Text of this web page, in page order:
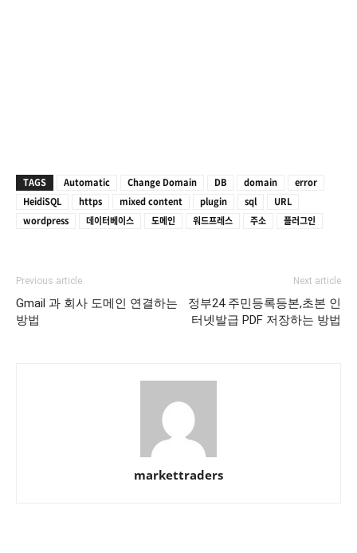
TAGS Automatic Change Domain DB domain error
HeidiSQL https mixed content plugin sql URL
wordpress 데이터베이스 도메인 워드프레스 주소 플러그인
Previous article
Gmail 과 회사 도메인 연결하는
방법
Next article
정부24 주민등록등본,초본 인
터넷발급 PDF 저장하는 방법
markettraders